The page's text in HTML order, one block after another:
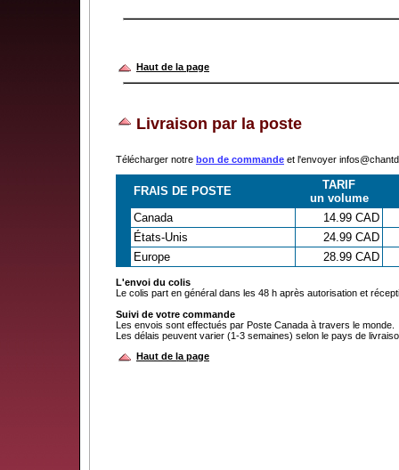
Haut de la page
Livraison par la poste
Télécharger notre bon de commande et l'envoyer
FRAIS DE POSTE
TARIF
un volume
Canada
14.99 CAD
États-Unis
24.99 CAD
Europe
28.99 CAD
L'envoi du colis
Le colis part en général dans les 48 h après autorisation et
Suivi de votre commande
Les envois sont effectués par Poste Canada à travers le monde.
Les délais peuvent varier (1-3 semaines) selon le pays de
Haut de la page